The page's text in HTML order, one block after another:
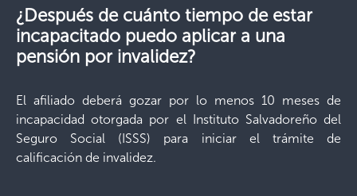
¿Después de cuánto tiempo de estar
incapacitado puedo aplicar a una
pensión por invalidez?
El afiliado deberá gozar por lo menos 10 meses de
incapacidad otorgada por el Instituto Salvadoreño del
Seguro Social (ISSS) para iniciar el trámite de
calificación de invalidez.